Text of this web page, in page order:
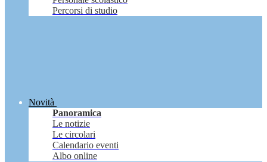
Percorsi di studio
Novità
Panoramica
Le notizie
Le circolari
Calendario eventi
Albo online